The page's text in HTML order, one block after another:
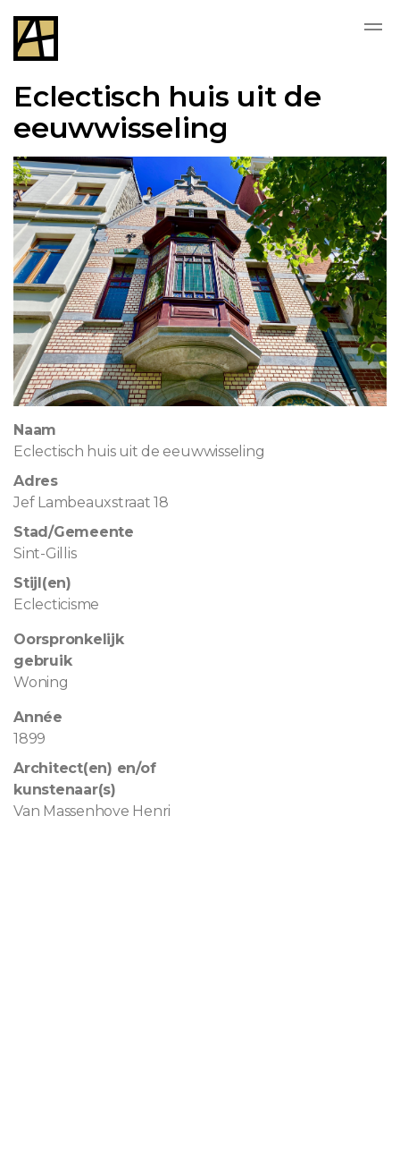
Eclectisch huis uit de
eeuwwisseling
Naam
Eclectisch huis uit de eeuwwisseling
Adres
Jef Lambeauxstraat 18
Stad/Gemeente
Sint-Gillis
Stijl(en)
Eclecticisme
Oorspronkelijk
gebruik
Woning
Année
1899
Architect(en) en/of
kunstenaar(s)
Van Massenhove Henri